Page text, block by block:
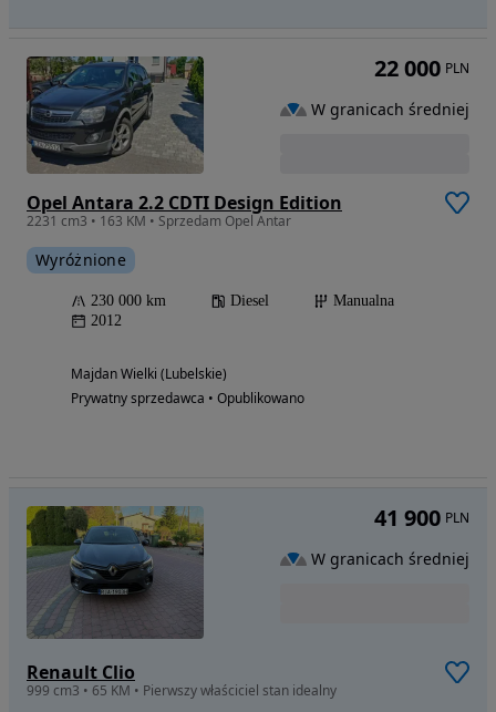
Opel Antara 2.2 CDTI Design Edition
2231 cm3 • 163 KM • Sprzedam Opel Antar
Wyróżnione
230 000 km Diesel
Manualna
2012
Majdan Wielki (Lubelskie)
Prywatny sprzedawca • Opublikowano
22 000 PLN
W granicach średniej
Renault Clio
999 cm3 • 65 KM • Pierwszy właściciel stan idealny
41 900 PLN
W granicach średniej